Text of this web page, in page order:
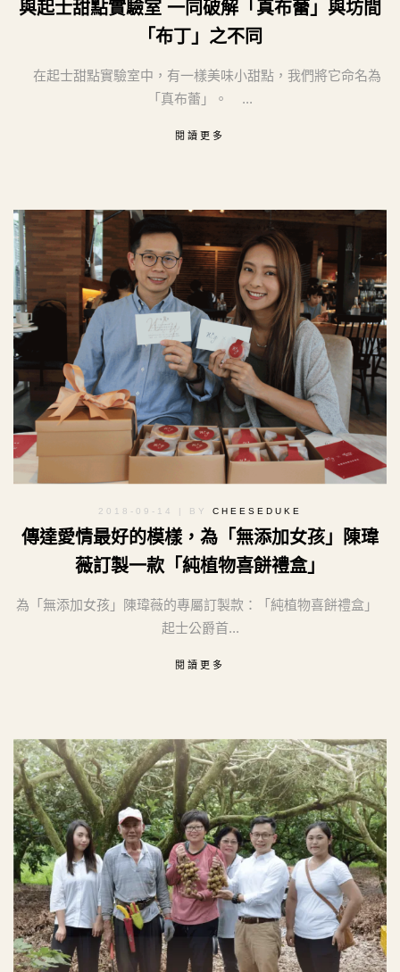
與起士甜點實驗室 一同破解「真布蕾」與坊間
「布丁」之不同
在起士甜點實驗室中，有一樣美味小甜點，我們將它命名為
「真布蕾」。 ...
閱讀更多
2018-09-14 | BY CHEESEDUKE
傳達愛情最好的模樣，為「無添加女孩」陳瑋
薇訂製一款「純植物喜餅禮盒」
為「無添加女孩」陳瑋薇的專屬訂製款：「純植物喜餅禮盒」
起士公爵首...
閱讀更多